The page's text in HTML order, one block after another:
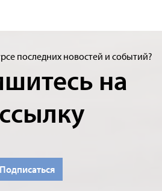
последних новостей и событий?
на
Подписаться